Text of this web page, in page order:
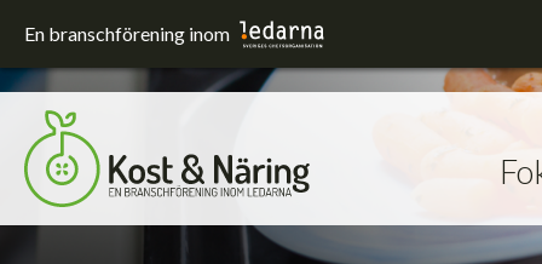
En branschförening inom
Fokusområden
Förskola och skola